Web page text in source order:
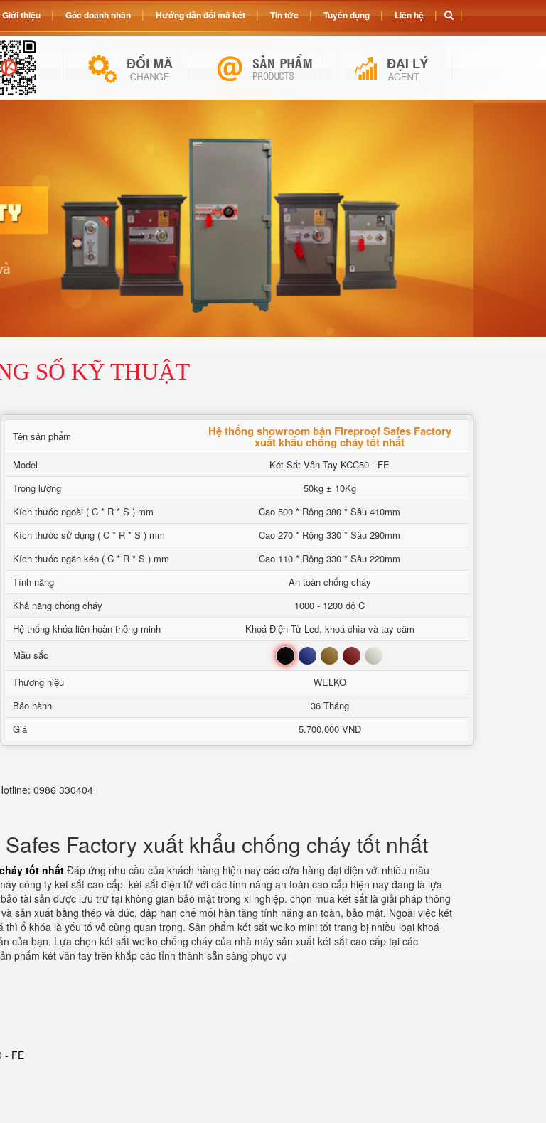
SỐ KỸ THUẬT
Tên sản phẩm Hệ thống showroom bán Fireproof Safes Factory
xuất khẩu chống cháy tốt nhất
Model
Két Sắt Vân Tay KCC50 - FE
Trọng lượng
50kg ± 10Kg
Kích thước ngoài ( C * R * S ) mm
Cao 500 * Rộng 380 * Sâu 410mm
Kích thước sử dụng ( C * R * S ) mm
Cao 270 * Rộng 330 * Sâu 290mm
Kích thước ngăn kéo ( C * R * S ) mm
Cao 110 * Rộng 330 * Sâu 220mm
Tính năng
An toàn chống cháy
Khả năng chống cháy
1000 - 1200 độ C
Hệ thống khóa liên hoàn thông minh
Khoá Điện Tử Led, khoá chìa và tay cầm
Mầu sắc
Đen Xanh Nâu Đỏ Trắng
Thương hiệu
WELKO
Bảo hành
36 Tháng
Giá
5.700.000 VNĐ
0986 330404
Factory xuất khẩu chống cháy tốt nhất
tốt nhất Đáp ứng nhu cầu của khách hàng hiện nay các cửa hàng đại diện với nhiều mẫu
công ty két sắt cao cấp. két sắt điện tử với các tính năng an toàn cao cấp hiện nay đang là lựa
tài sản được lưu trữ tại không gian bảo mật trong xi nghiệp. chọn mua két sắt là giải pháp thông
sản xuất bằng thép và đúc, dập hạn chế mối hàn tăng tính năng an toàn, bảo mật. Ngoài việc két
ổ khóa là yếu tố vô cùng quan trọng. Sản phẩm két sắt welko mini tốt trang bị nhiều loại khoá
của bạn. Lựa chọn két sắt welko chống cháy của nhà máy sản xuất két sắt cao cấp tại các
phẩm két vân tay trên khắp các tỉnh thành sẵn sàng phục vụ
- FE
Giới thiệu Góc doanh nhân Hướng dẫn đổi mã két Tin tức Tuyển dụng Liên hệ